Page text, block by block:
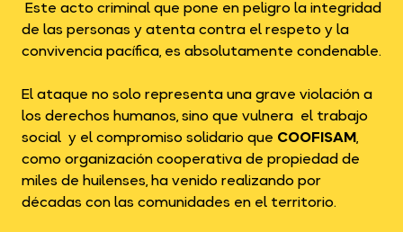
Este acto criminal que pone en peligro la integridad
de las personas y atenta contra el respeto y la
convivencia pacífica, es absolutamente condenable.
El ataque no solo representa una grave violación a
los derechos humanos, sino que vulnera el trabajo
social y el compromiso solidario que COOFISAM,
como organización cooperativa de propiedad de
miles de huilenses, ha venido realizando por
décadas con las comunidades en el territorio.